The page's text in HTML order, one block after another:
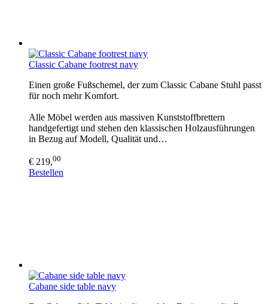
Classic Cabane footrest navy
Einen große Fußschemel, der zum Classic Cabane Stuhl passt
für noch mehr Komfort.
Alle Möbel werden aus massiven Kunststoffbrettern
handgefertigt und stehen den klassischen Holzausführungen
in Bezug auf Modell, Qualität und…
€ 219,00
Bestellen
Cabane side table navy